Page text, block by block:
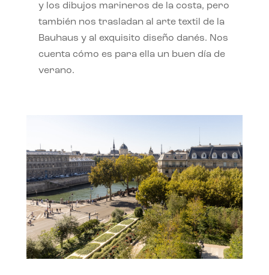
y los dibujos marineros de la costa, pero
también nos trasladan al arte textil de la
Bauhaus y al exquisito diseño danés. Nos
cuenta cómo es para ella un buen día de
verano.